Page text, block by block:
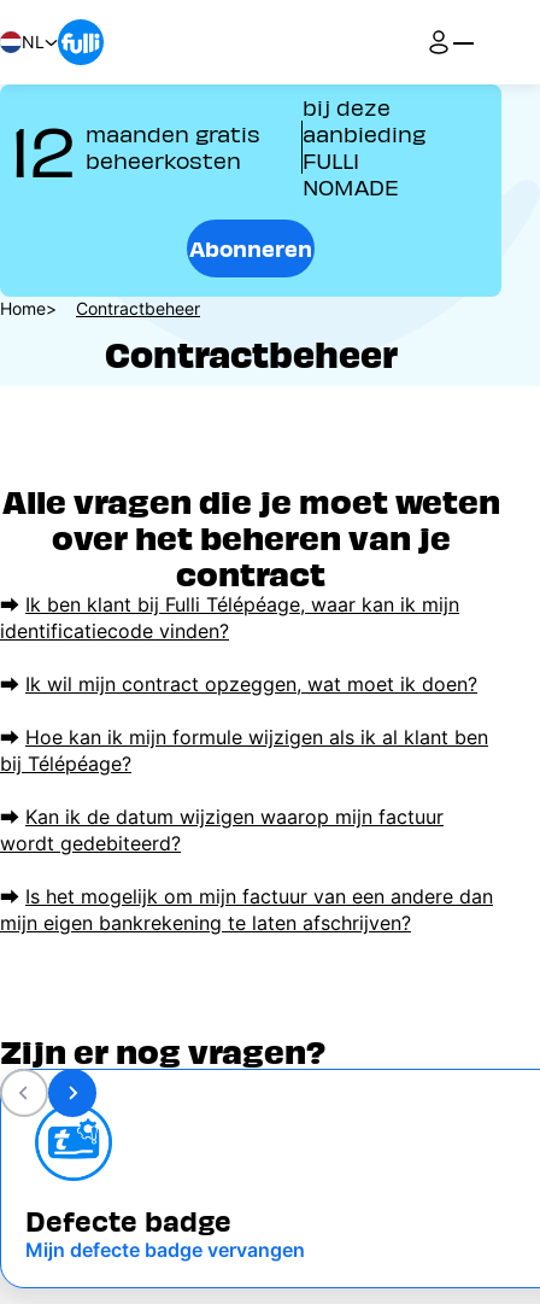
Overslaan
en
de
gaan
NL
12 maanden gratis
beheerkosten
bij deze
aanbieding
FULLI
NOMADE
Abonneren
Kruimelpad
Home Contractbeheer
Contractbeheer
Alle vragen die je moet weten
over het beheren van je
contract
⮕ Ik ben klant bij Fulli Télépéage, waar kan ik mijn
identificatiecode vinden?
⮕ Ik wil mijn contract opzeggen, wat moet ik doen?
⮕ Hoe kan ik mijn formule wijzigen als ik al klant ben
bij Télépéage?
⮕ Kan ik de datum wijzigen waarop mijn factuur
wordt gedebiteerd?
⮕ Is het mogelijk om mijn factuur van een andere dan
mijn eigen bankrekening te laten afschrijven?
Zijn er nog vragen?
Defecte badge
Mijn defecte badge vervangen